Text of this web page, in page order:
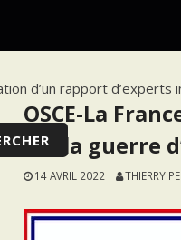
d’un rapport
OSCE-La
sur la guerre
14 AVRIL 2022 THIERRY